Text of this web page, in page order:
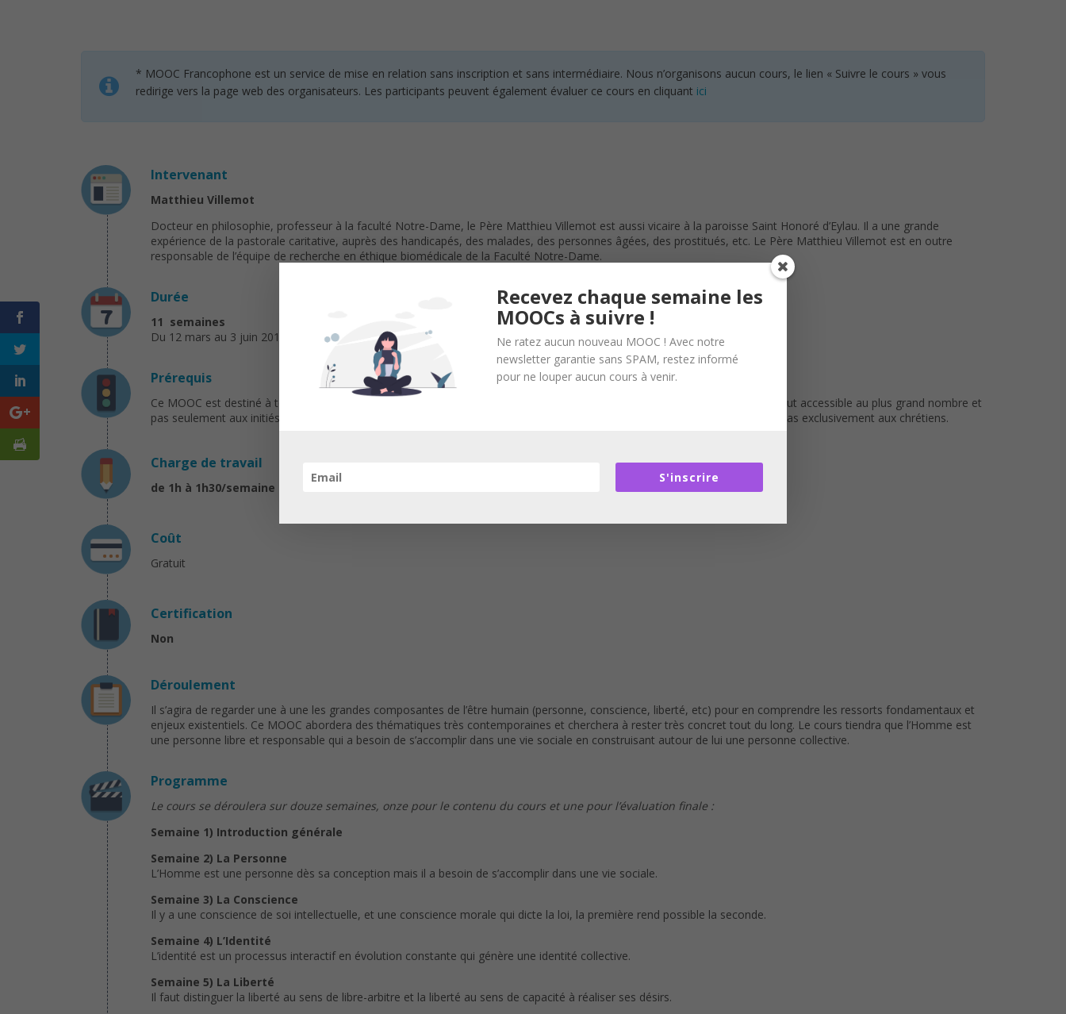
* MOOC Francophone est un service de mise en relation sans inscription et sans intermédiaire. Nous n’organisons aucun cours, le lien « Suivre le cours » vous
redirige vers la page web des organisateurs. Les participants peuvent également évaluer ce cours en cliquant ici
Intervenant
Matthieu Villemot
Docteur en philosophie, professeur à la faculté Notre-Dame, le Père Matthieu Villemot est aussi vicaire à la paroisse Saint Honoré d’Eylau. Il a une grande
expérience de la pastorale caritative, auprès des handicapés, des malades, des personnes âgées, des prostitués, etc. Le Père Matthieu Villemot est en outre
responsable de l’équipe de recherche en éthique biomédicale de la Faculté Notre-Dame.
Durée
11 semaines
Du 12 mars au 3 juin 2018
Prérequis
Ce MOOC est destiné à tous ceux qui veulent réfléchir à la particularité de l’Homme, son identité, sa nature. L’itinéraire se veut accessible au plus grand nombre et
pas seulement aux initiés à la philosophie. Si l’enseignant est prêtre, il s’agit bien d’un cours de philosophie qui ne s’adresse pas exclusivement aux chrétiens.
Charge de travail
de 1h à 1h30/semaine
Coût
Gratuit
Certification
Non
Déroulement
Il s’agira de regarder une à une les grandes composantes de l’être humain (personne, conscience, liberté, etc) pour en comprendre les ressorts fondamentaux et
enjeux existentiels. Ce MOOC abordera des thématiques très contemporaines et cherchera à rester très concret tout du long. Le cours tiendra que l’Homme est
une personne libre et responsable qui a besoin de s’accomplir dans une vie sociale en construisant autour de lui une personne collective.
Programme
Le cours se déroulera sur douze semaines, onze pour le contenu du cours et une pour l’évaluation finale :
Semaine 1) Introduction générale
Semaine 2) La Personne
L’Homme est une personne dès sa conception mais il a besoin de s’accomplir dans une vie sociale.
Semaine 3) La Conscience
Il y a une conscience de soi intellectuelle, et une conscience morale qui dicte la loi, la première rend possible la seconde.
Semaine 4) L’Identité
L’identité est un processus interactif en évolution constante qui génère une identité collective.
Semaine 5) La Liberté
Il faut distinguer la liberté au sens de libre-arbitre et la liberté au sens de capacité à réaliser ses désirs.
Recevez chaque semaine les
MOOCs à suivre !
Ne ratez aucun nouveau MOOC ! Avec notre
newsletter garantie sans SPAM, restez informé
pour ne louper aucun cours à venir.
S'inscrire